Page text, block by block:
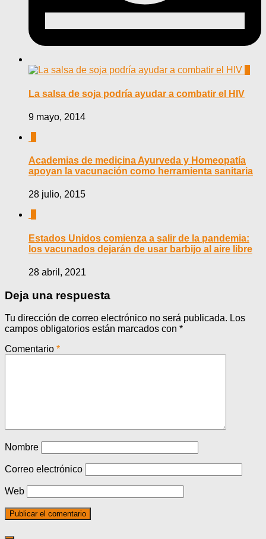
La salsa de soja podría ayudar a combatir el HIV
9 mayo, 2014
Academias de medicina Ayurveda y Homeopatía
apoyan la vacunación como herramienta sanitaria
28 julio, 2015
Estados Unidos comienza a salir de la pandemia:
los vacunados dejarán de usar barbijo al aire libre
28 abril, 2021
Deja una respuesta
Tu dirección de correo electrónico no será publicada. Los
campos obligatorios están marcados con *
Comentario *
Nombre
Correo electrónico
Web